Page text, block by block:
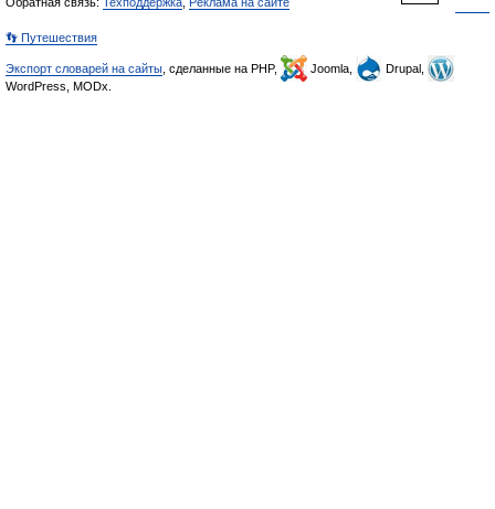
👣 Путешествия
Экспорт словарей на сайты , сделанные на PHP, Joomla,
Drupal,
WordPress, MODx.